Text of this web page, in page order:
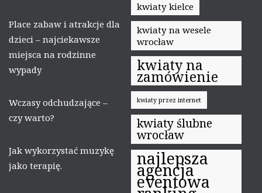
Place zabaw i atrakcje dla
dzieci – najciekawsze
miejsca na rodzinne
wypady
Wczasy odchudzające –
czy warto?
Jak wykorzystać muzykę
jako terapię.
kwiaty kielce
kwiaty na wesele
wrocław
kwiaty na
zamówienie
kwiaty przez internet
kwiaty ślubne
wrocław
najlepsza
agencja
eventowa